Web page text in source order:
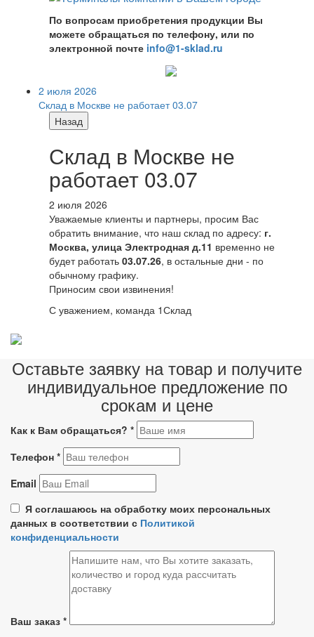
По вопросам приобретения продукции Вы
можете обращаться по телефону, или по
электронной почте info@1-sklad.ru
2 июля 2026
Склад в Москве не работает 03.07
Назад
Склад в Москве не
работает 03.07
2 июля 2026
Уважаемые клиенты и партнеры, просим Вас
обратить внимание, что наш склад по адресу: г.
Москва, улица Электродная д.11 временно не
будет работать 03.07.26, в остальные дни - по
обычному графику.
Приносим свои извинения!
С уважением, команда 1Склад
Оставьте заявку на товар и получите
индивидуальное предложение по
срокам и цене
Как к Вам обращаться? *
Телефон *
Email
Я соглашаюсь на обработку моих персональных
данных в соответствии с Политикой
конфиденциальности
Ваш заказ *